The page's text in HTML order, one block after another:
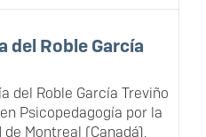
del Roble García
del Roble García Treviño
Psicopedagogía por la
de Montreal (Canadá),